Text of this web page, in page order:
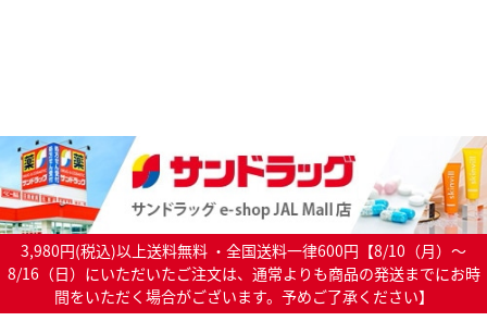
3,980円(税込)以上送料無料 ・全国送料一律600円【8/10（月）～
8/16（日）にいただいたご注文は、通常よりも商品の発送までにお時
間をいただく場合がございます。予めご了承ください】